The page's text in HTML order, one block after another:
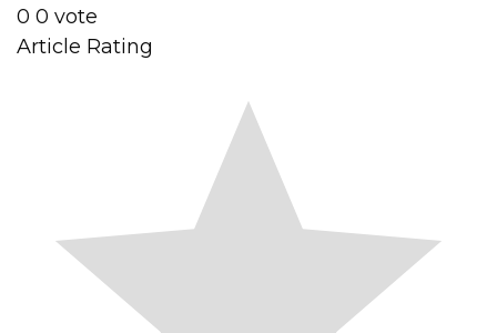
0 0 vote
Article Rating